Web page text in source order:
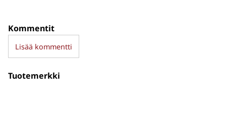
Kommentit
Lisää kommentti
Tuotemerkki